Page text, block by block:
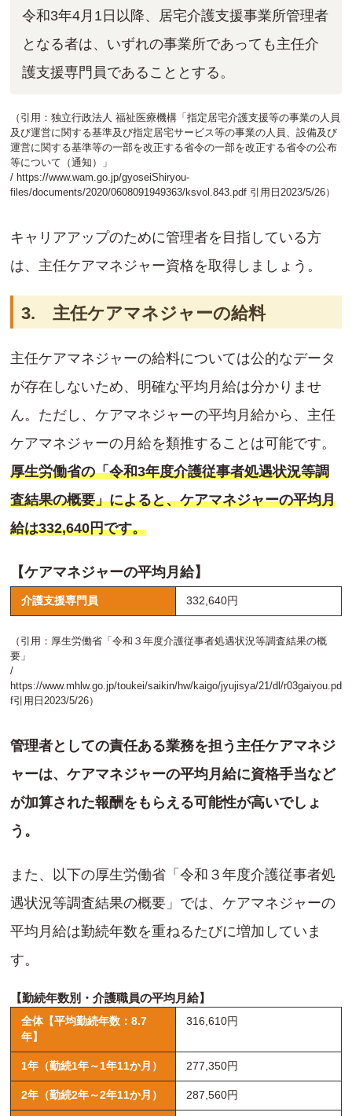
令和3年4月1日以降、居宅介護支援事業所管理者
となる者は、いずれの事業所であっても主任介
護支援専門員であることとする。
（引用：独立行政法人 福祉医療機構「指定居宅介護支援等の事業の人員
及び運営に関する基準及び指定居宅サービス等の事業の人員、設備及び
運営に関する基準等の一部を改正する省令の一部を改正する省令の公布
等について（通知）」
/ https://www.wam.go.jp/gyoseiShiryou-
files/documents/2020/0608091949363/ksvol.843.pdf 引用日2023/5/26）
キャリアアップのために管理者を目指している方
は、主任ケアマネジャー資格を取得しましょう。
3. 主任ケアマネジャーの給料
主任ケアマネジャーの給料については公的なデータ
が存在しないため、明確な平均月給は分かりませ
ん。ただし、ケアマネジャーの平均月給から、主任
ケアマネジャーの月給を類推することは可能です。
厚生労働省の「令和3年度介護従事者処遇状況等調
査結果の概要」によると、ケアマネジャーの平均月
給は332,640円です。
【ケアマネジャーの平均月給】
介護支援専門員 332,640円
（引用：厚生労働省「令和３年度介護従事者処遇状況等調査結果の概
要」
/
https://www.mhlw.go.jp/toukei/saikin/hw/kaigo/jyujisya/21/dl/r03gaiyou.pd
f引用日2023/5/26）
管理者としての責任ある業務を担う主任ケアマネジ
ャーは、ケアマネジャーの平均月給に資格手当など
が加算された報酬をもらえる可能性が高いでしょ
う。
また、以下の厚生労働省「令和３年度介護従事者処
遇状況等調査結果の概要」では、ケアマネジャーの
平均月給は勤続年数を重ねるたびに増加していま
す。
【勤続年数別・介護職員の平均月給】
全体【平均勤続年数：8.7
年】
316,610円
1年（勤続1年～1年11か月） 277,350円
2年（勤続2年～2年11か月） 287,560円